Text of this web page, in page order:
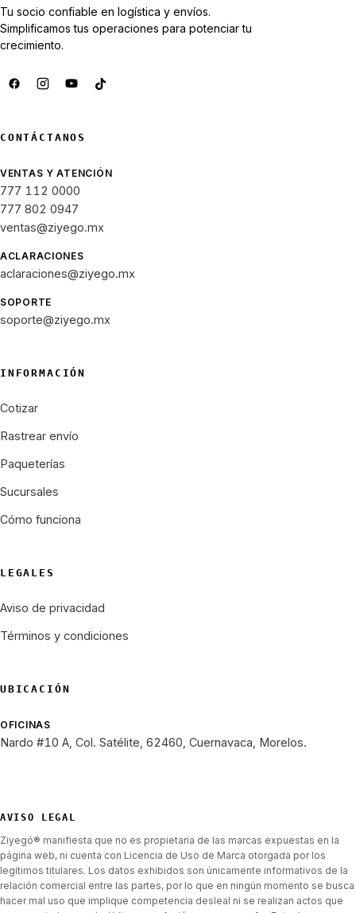
Tu socio confiable en logística y envíos.
Simplificamos tus operaciones para potenciar tu
crecimiento.
CONTÁCTANOS
VENTAS Y ATENCIÓN
777 112 0000
777 802 0947
ventas@ziyego.mx
ACLARACIONES
aclaraciones@ziyego.mx
SOPORTE
soporte@ziyego.mx
INFORMACIÓN
Cotizar
Rastrear envío
Paqueterías
Sucursales
Cómo funciona
LEGALES
Aviso de privacidad
Términos y condiciones
UBICACIÓN
OFICINAS
Nardo #10 A, Col. Satélite, 62460, Cuernavaca, Morelos.
AVISO LEGAL
Ziyegó® manifiesta que no es propietaria de las marcas expuestas en la
página web, ni cuenta con Licencia de Uso de Marca otorgada por los
legítimos titulares. Los datos exhibidos son únicamente informativos de la
relación comercial entre las partes, por lo que en ningún momento se busca
hacer mal uso que implique competencia desleal ni se realizan actos que